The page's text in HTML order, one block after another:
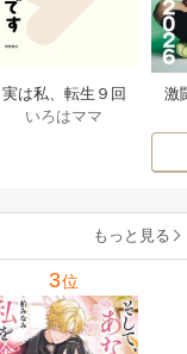
実は私、転生９回
生です マンガ
いろはママ
激
もっと見る
3位